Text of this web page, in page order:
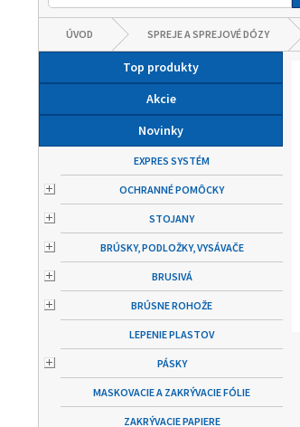
ÚVOD SPREJE A SPREJOVÉ DÓZY
Top produkty
Akcie
Novinky
EXPRES SYSTÉM
OCHRANNÉ POMÔCKY
STOJANY
BRÚSKY, PODLOŽKY, VYSÁVAČE
BRUSIVÁ
BRÚSNE ROHOŽE
LEPENIE PLASTOV
PÁSKY
MASKOVACIE A ZAKRÝVACIE FÓLIE
ZAKRÝVACIE PAPIERE